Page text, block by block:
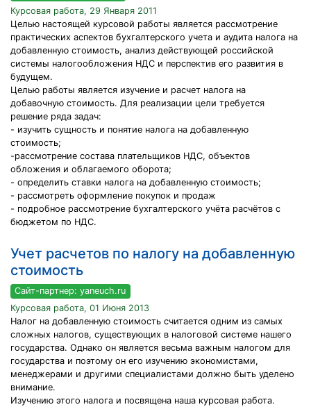
Курсовая работа, 29 Января 2011
Целью настоящей курсовой работы является рассмотрение
практических аспектов бухгалтерского учета и аудита налога на
добавленную стоимость, анализ действующей российской
системы налогообложения НДС и перспектив его развития в
будущем.
Целью работы является изучение и расчет налога на
добавочную стоимость. Для реализации цели требуется
решение ряда задач:
- изучить сущность и понятие налога на добавленную
стоимость;
-рассмотрение состава плательщиков НДС, объектов
обложения и облагаемого оборота;
- определить ставки налога на добавленную стоимость;
- рассмотреть оформление покупок и продаж
- подробное рассмотрение бухгалтерского учёта расчётов с
бюджетом по НДС.
Учет расчетов по налогу на добавленную
стоимость
Сайт-партнер: yaneuch.ru
Курсовая работа, 01 Июня 2013
Налог на добавленную стоимость считается одним из самых
сложных налогов, существующих в налоговой системе нашего
государства. Однако он является весьма важным налогом для
государства и поэтому он его изучению экономистами,
менеджерами и другими специалистами должно быть уделено
внимание.
Изучению этого налога и посвящена наша курсовая работа.